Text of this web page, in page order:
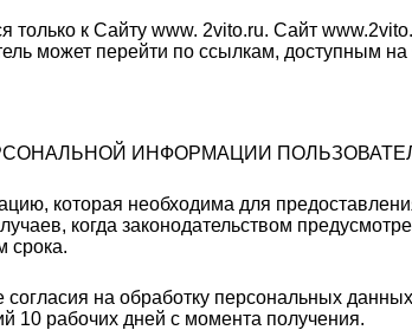
к Сайту www. 2vito.ru. Сайт
может перейти по ссылкам, доступным
ИНФОРМАЦИИ
которая необходима для
когда законодательством
срока.
на обработку персональных
10 рабочих дней с момента получения.